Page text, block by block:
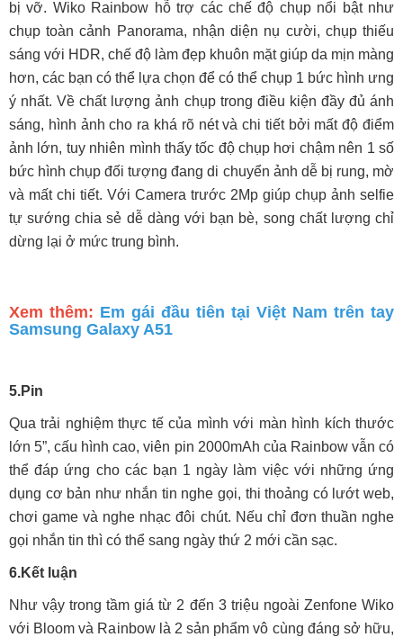
bị vỡ. Wiko Rainbow hỗ trợ các chế độ chụp nổi bật như
chụp toàn cảnh Panorama, nhận diện nụ cười, chụp thiếu
sáng với HDR, chế độ làm đẹp khuôn mặt giúp da mịn màng
hơn, các bạn có thể lựa chọn để có thể chụp 1 bức hình ưng
ý nhất. Về chất lượng ảnh chụp trong điều kiện đầy đủ ánh
sáng, hình ảnh cho ra khá rõ nét và chi tiết bởi mất độ điểm
ảnh lớn, tuy nhiên mình thấy tốc độ chụp hơi chậm nên 1 số
bức hình chụp đối tượng đang di chuyển ảnh dễ bị rung, mờ
và mất chi tiết. Với Camera trước 2Mp giúp chụp ảnh selfie
tự sướng chia sẻ dễ dàng với bạn bè, song chất lượng chỉ
dừng lại ở mức trung bình.
Xem thêm: Em gái đầu tiên tại Việt Nam trên tay
Samsung Galaxy A51
5.Pin
Qua trải nghiệm thực tế của mình với màn hình kích thước
lớn 5”, cấu hình cao, viên pin 2000mAh của Rainbow vẫn có
thể đáp ứng cho các bạn 1 ngày làm việc với những ứng
dụng cơ bản như nhắn tin nghe gọi, thi thoảng có lướt web,
chơi game và nghe nhạc đôi chút. Nếu chỉ đơn thuần nghe
gọi nhắn tin thì có thể sang ngày thứ 2 mới cần sạc.
6.Kết luận
Như vậy trong tầm giá từ 2 đến 3 triệu ngoài Zenfone Wiko
với Bloom và Rainbow là 2 sản phẩm vô cùng đáng sở hữu,